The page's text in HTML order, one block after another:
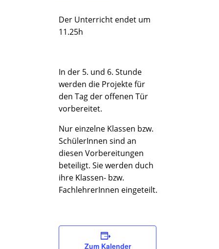
Der Unterricht endet um
11.25h
In der 5. und 6. Stunde
werden die Projekte für
den Tag der offenen Tür
vorbereitet.
Nur einzelne Klassen bzw.
SchülerInnen sind an
diesen Vorbereitungen
beteiligt. Sie werden duch
ihre Klassen- bzw.
FachlehrerInnen eingeteilt.
Zum Kalender